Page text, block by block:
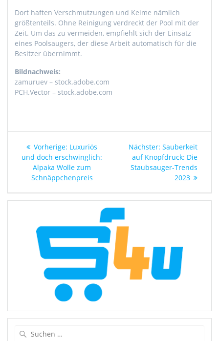
Dort haften Verschmutzungen und Keime nämlich
größtenteils. Ohne Reinigung verdreckt der Pool mit der
Zeit. Um das zu vermeiden, empfiehlt sich der Einsatz
eines Poolsaugers, der diese Arbeit automatisch für die
Besitzer übernimmt.
Bildnachweis:
zamuruev – stock.adobe.com
PCH.Vector – stock.adobe.com
Beitragsnavigation
Vorherige: Vorheriger
Beitrag:
Luxuriös
und doch erschwinglich:
Alpaka Wolle zum
Schnäppchenpreis
Nächster: Nächster
Beitrag:
Sauberkeit
auf Knopfdruck: Die
Staubsauger-Trends
2023